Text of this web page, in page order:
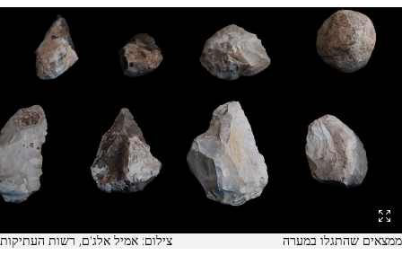
ממצאים שהתגלו במערה צילום: אמיל אלג'ם, רשות העתיקות